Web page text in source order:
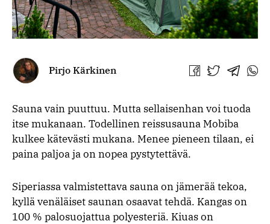
Pirjo Kärkinen
Jaa Jaa Jaa Jaa
Sauna vain puuttuu. Mutta sellaisenhan voi tuoda
itse mukanaan. Todellinen reissusauna Mobiba
kulkee kätevästi mukana. Menee pieneen tilaan, ei
paina paljoa ja on nopea pystytettävä.
Siperiassa valmistettava sauna on jämerää tekoa,
kyllä venäläiset saunan osaavat tehdä. Kangas on
100 % palosuojattua polyesteriä. Kiuas on